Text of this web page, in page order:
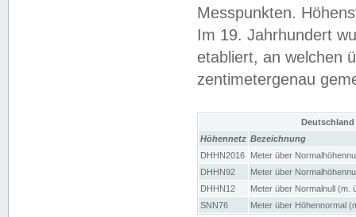
Messpunkten.
Im 19. Jahrhundert
etabliert, an welchen
zentimetergenau
Höhennetz Bezeichnung
DHHN2016
Meter über
DHHN92
Meter über
DHHN12
Meter über Normalnull (m.
SNN76
Meter über Höhennormal